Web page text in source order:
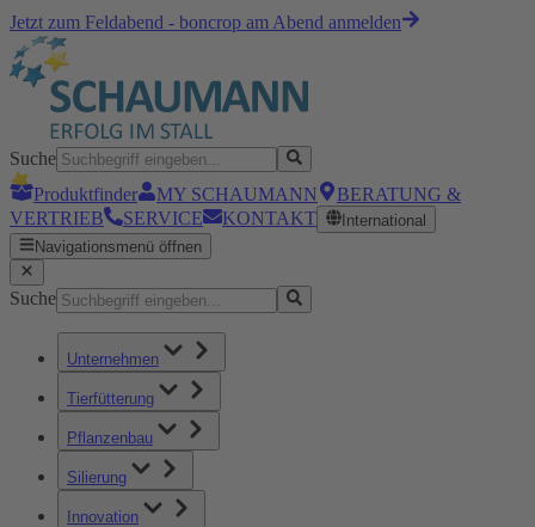
Jetzt zum Feldabend - boncrop am Abend anmelden
Suche
Produktfinder
MY SCHAUMANN
BERATUNG &
VERTRIEB
SERVICE KONTAKT
International
Navigationsmenü öffnen
Suche
Unternehmen
Tierfütterung
Pflanzenbau
Silierung
Innovation